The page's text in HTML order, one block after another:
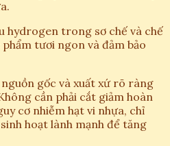
hydrogen trong sơ chế và chế
tươi ngon và đảm bảo
gốc và xuất xứ rõ ràng
cần phải cắt giảm hoàn
cơ nhiễm hạt vi nhựa, chỉ
hoạt lành mạnh để tăng